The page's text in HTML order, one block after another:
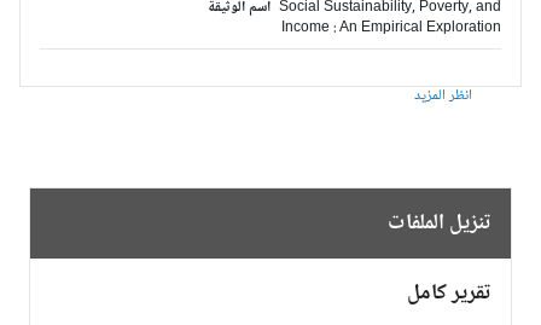
اسم الوثيقة Social Sustainability, Poverty, and
Income : An Empirical Exploration
انظر المزيد
تنزيل الملفات
تقرير كامل